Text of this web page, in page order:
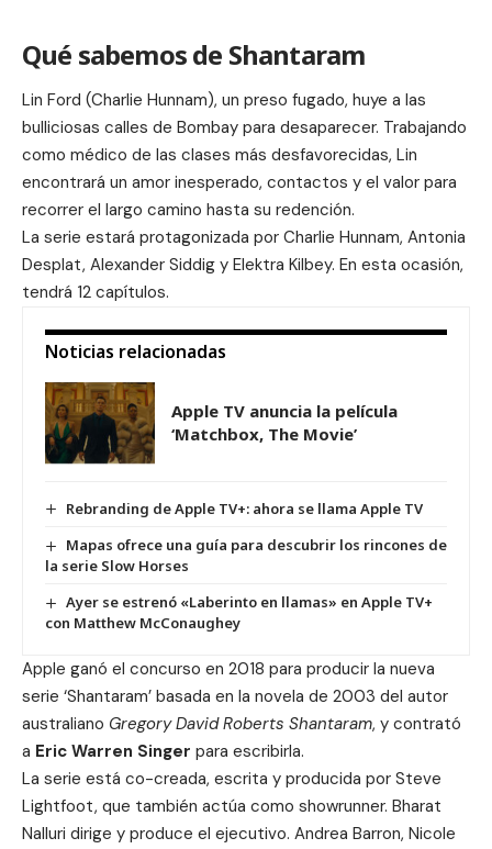
Qué sabemos de Shantaram
Lin Ford (Charlie Hunnam), un preso fugado, huye a las
bulliciosas calles de Bombay para desaparecer. Trabajando
como médico de las clases más desfavorecidas, Lin
encontrará un amor inesperado, contactos y el valor para
recorrer el largo camino hasta su redención.
La serie estará protagonizada por Charlie Hunnam, Antonia
Desplat, Alexander Siddig y Elektra Kilbey. En esta ocasión,
tendrá 12 capítulos.
Noticias relacionadas
Apple TV anuncia la película
‘Matchbox, The Movie’
Rebranding de Apple TV+: ahora se llama Apple TV
Mapas ofrece una guía para descubrir los rincones de
la serie Slow Horses
Ayer se estrenó «Laberinto en llamas» en Apple TV+
con Matthew McConaughey
Apple ganó el concurso en 2018 para producir la nueva
serie ‘Shantaram’ basada en la novela de 2003 del autor
australiano Gregory David Roberts Shantaram, y contrató
a Eric Warren Singer para escribirla.
La serie está co-creada, escrita y producida por Steve
Lightfoot, que también actúa como showrunner. Bharat
Nalluri dirige y produce el ejecutivo. Andrea Barron, Nicole